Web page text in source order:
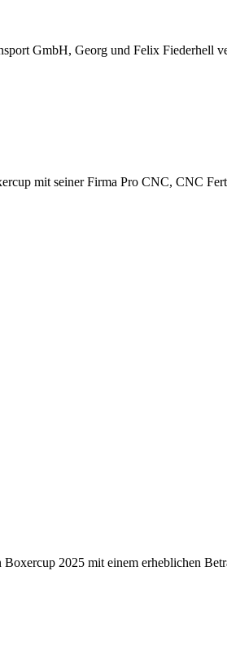
GmbH, Georg und Felix Fiederhell
mit seiner Firma Pro CNC, CNC
2025 mit einem erheblichen